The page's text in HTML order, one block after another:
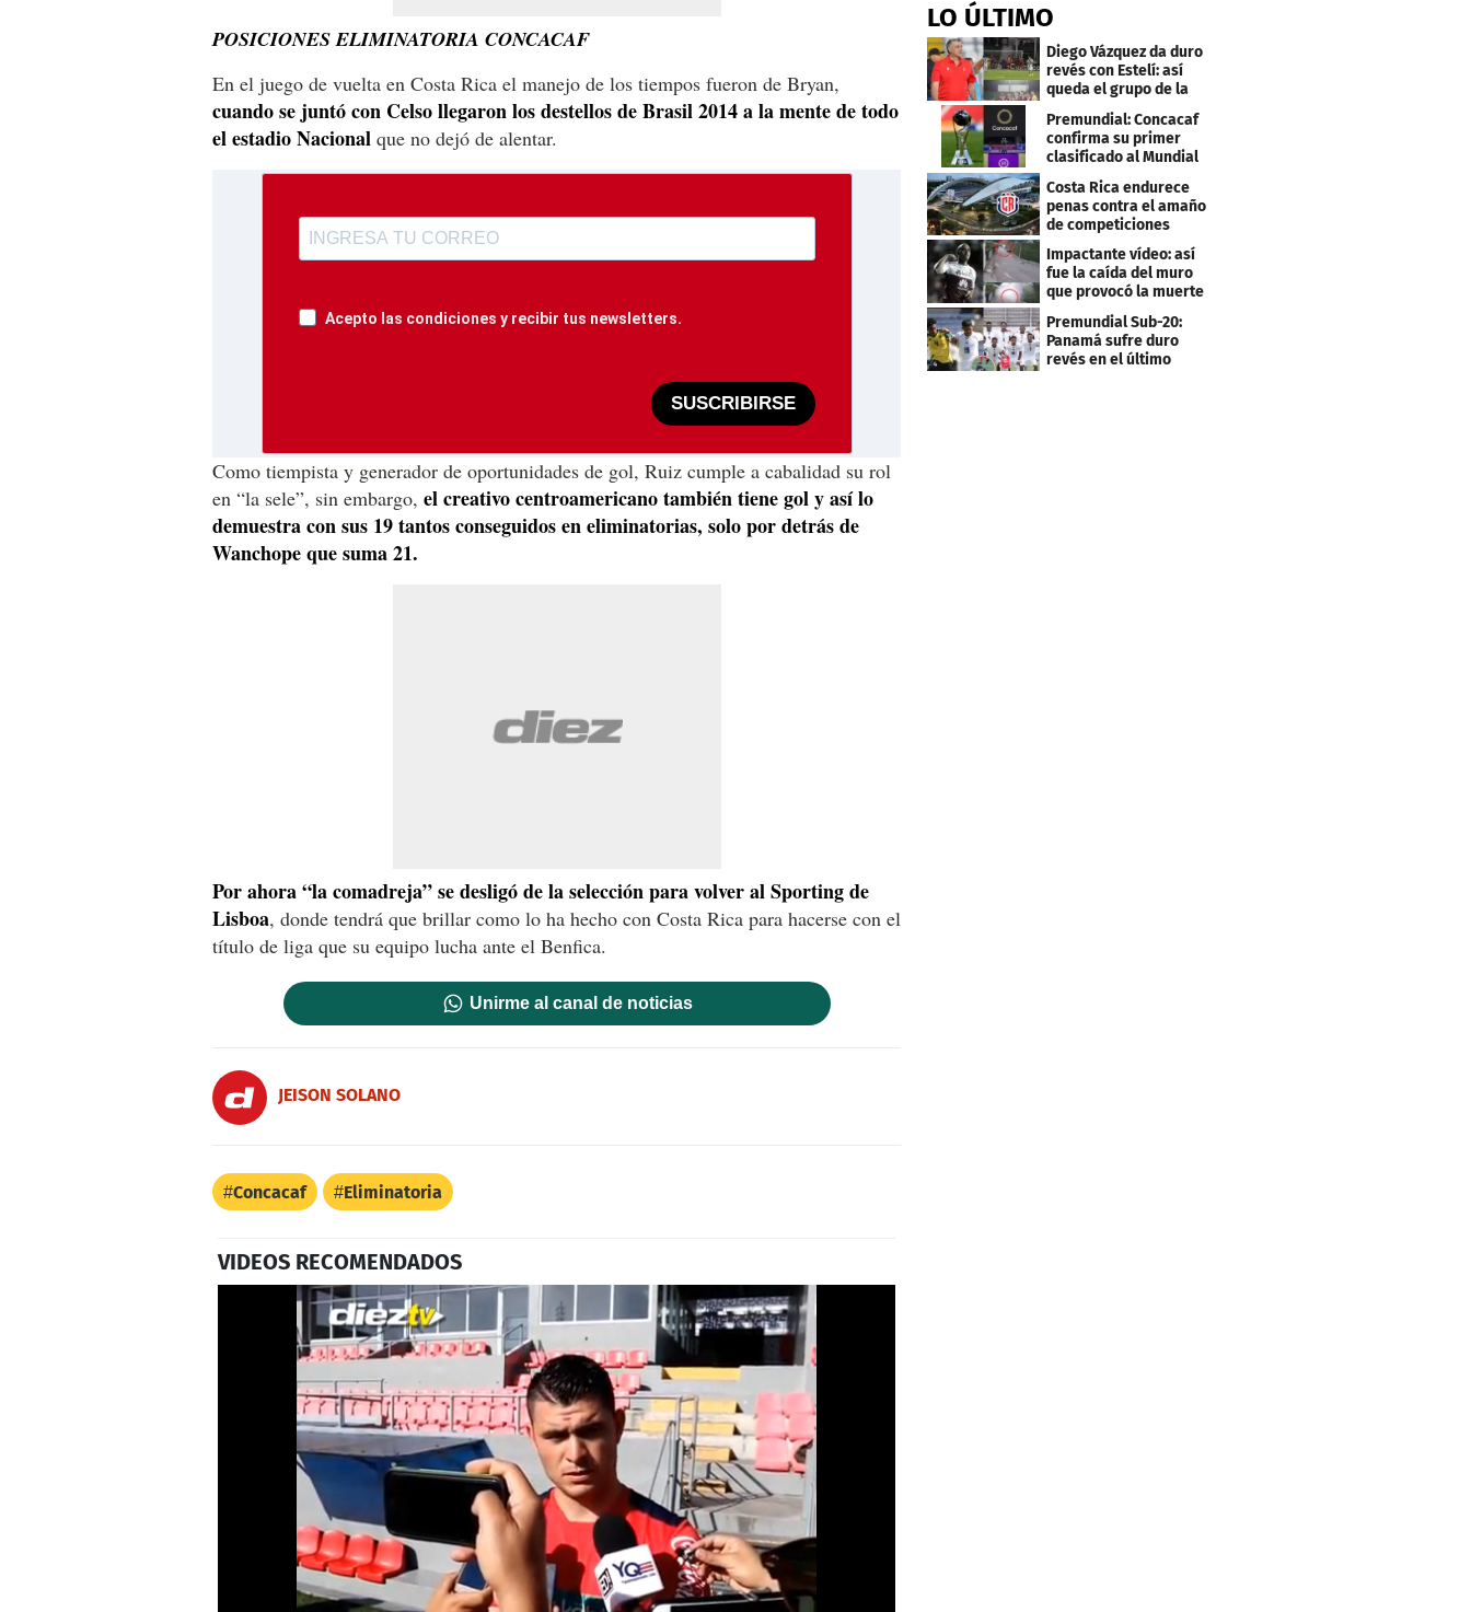
POSICIONES ELIMINATORIA CONCACAF
En el juego de vuelta en Costa Rica el manejo de los tiempos fueron de Bryan,
cuando se juntó con Celso llegaron los destellos de Brasil 2014 a la mente de todo
el estadio Nacional que no dejó de alentar.
Acepto las condiciones y recibir tus newsletters.
SUSCRIBIRSE
Como tiempista y generador de oportunidades de gol, Ruiz cumple a cabalidad su rol
en “la sele”, sin embargo, el creativo centroamericano también tiene gol y así lo
demuestra con sus 19 tantos conseguidos en eliminatorias, solo por detrás de
Wanchope que suma 21.
Por ahora “la comadreja” se desligó de la selección para volver al Sporting de
Lisboa, donde tendrá que brillar como lo ha hecho con Costa Rica para hacerse con el
título de liga que su equipo lucha ante el Benfica.
Unirme al canal de noticias
JEISON SOLANO
Concacaf Eliminatoria
VIDEOS RECOMENDADOS
LO ÚLTIMO
Diego Vázquez da duro
revés con Estelí: así
queda el grupo de la
Premundial: Concacaf
confirma su primer
clasificado al Mundial
Costa Rica endurece
penas contra el amaño
de competiciones
Impactante vídeo: así
fue la caída del muro
que provocó la muerte
de Tássio Maia
Premundial Sub-20:
Panamá sufre duro
revés en el último